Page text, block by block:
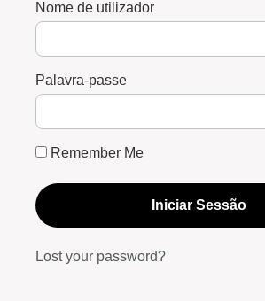
Nome de utilizador
Palavra-passe
Remember Me
Iniciar Sessão
Lost your password?